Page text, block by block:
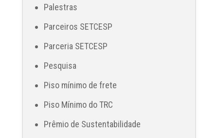
Palestras
Parceiros SETCESP
Parceria SETCESP
Pesquisa
Piso mínimo de frete
Piso Mínimo do TRC
Prêmio de Sustentabilidade